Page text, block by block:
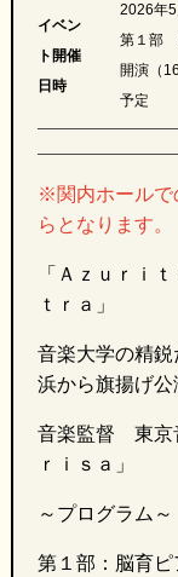
イベン
ト開催
日時
2026年5
第１部
開演（
予定
※関内ホールで
らとなります。
「Ａｚｕｒｉ
ｔｒａ」
音楽大学の精
浜から旗揚げ公
音楽監督 東京
ｒｉｓａ」
～プログラム～
第１部：脳育